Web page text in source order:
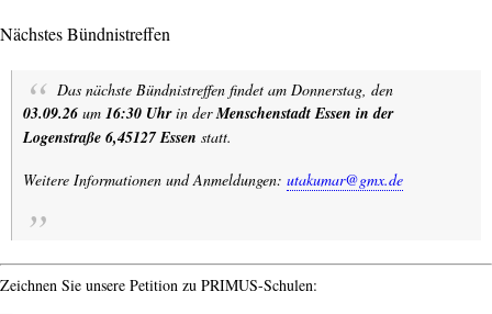
Nächstes Bündnistreffen
Das nächste Bündnistreffen findet am Donnerstag, den
03.09.26 um 16:30 Uhrin derMenschenstadt Essen in der
Logenstraße 6,45127 Essen statt.
Weitere Informationen und Anmeldungen: utakumar@gmx.de
Zeichnen Sie unsere Petition zu PRIMUS-Schulen: